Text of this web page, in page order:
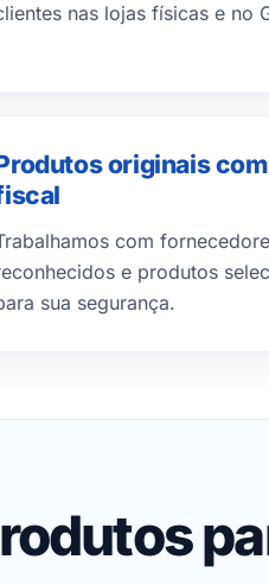
nas lojas físicas e no
originais
com
e produtos
sua segurança.